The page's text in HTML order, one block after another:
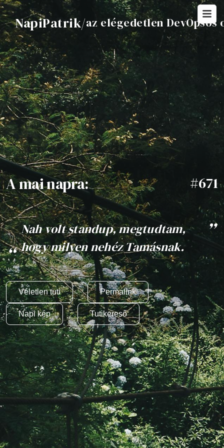
NapiPatrik/az elégedetlen DevOpsos
#671
A mai napra:
Nah volt standup, megtudtam,
hogy milyen nehéz Tamásnak.
Véletlen tuti Permalink
Napi kép Tutikereső